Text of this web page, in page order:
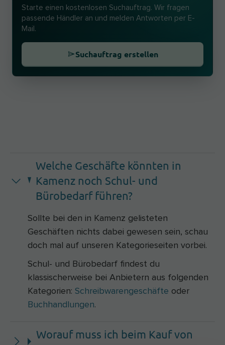
Starte einen kostenlosen Suchauftrag. Wir fragen
passende Händler an und melden Antworten per E-
Mail.
Suchauftrag erstellen
Welche Geschäfte könnten in
Kamenz noch Schul- und
Bürobedarf führen?
Sollte bei den in Kamenz gelisteten
Geschäften nichts dabei gewesen sein, schau
doch mal auf unseren Kategorieseiten vorbei.
Schul- und Bürobedarf findest du
klassischerweise bei Anbietern aus folgenden
Kategorien: Schreibwarengeschäfte oder
Buchhandlungen.
Worauf muss ich beim Kauf von